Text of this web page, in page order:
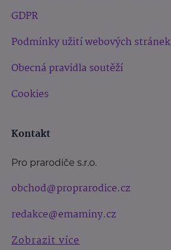
GDPR
Podmínky užití webových stránek
Obecná pravidla soutěží
Cookies
Kontakt
Pro prarodiče s.r.o.
obchod@proprarodice.cz
redakce@emaminy.cz
Zobrazit více